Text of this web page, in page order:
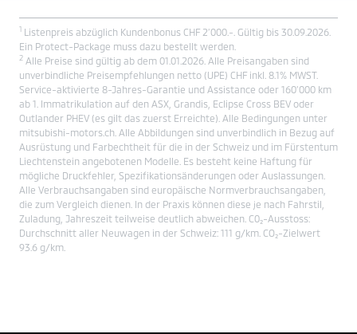
1 Listenpreis abzüglich Kundenbonus CHF 2’000.-. Gültig bis 30.09.2026.
Ein Protect-Package muss dazu bestellt werden.
2 Alle Preise sind gültig ab dem 01.01.2026. Alle Preisangaben sind
unverbindliche Preisempfehlungen netto (UPE) CHF inkl. 8.1% MWST.
Service-aktivierte 8-Jahres-Garantie und Assistance oder 160’000 km
ab 1. Immatrikulation auf den ASX, Grandis, Eclipse Cross BEV oder
Outlander PHEV (es gilt das zuerst Erreichte). Alle Bedingungen unter
mitsubishi-motors.ch. Alle Abbildungen sind unverbindlich in Bezug auf
Ausrüstung und Farbechtheit für die in der Schweiz und im Fürstentum
Liechtenstein angebotenen Modelle. Es besteht keine Haftung für
mögliche Druckfehler, Spezifikationsänderungen oder Auslassungen.
Alle Verbrauchsangaben sind europäische Normverbrauchsangaben,
die zum Vergleich dienen. In der Praxis können diese je nach Fahrstil,
Zuladung, Jahreszeit teilweise deutlich abweichen. C0₂-Ausstoss:
Durchschnitt aller Neuwagen in der Schweiz: 111 g/km. CO₂-Zielwert
93.6 g/km.